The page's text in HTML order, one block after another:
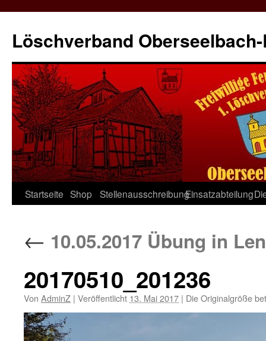
springen
Löschverband
Startseite Shop StellenausschreibungEinsatzabteilung
← 10.05.2017 Übung in
20170510_201236
Von AdminZ | Veröffentlicht 13. Mai 2017 | Die Originalgröße